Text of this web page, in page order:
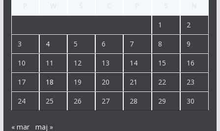
1 2
3 4 5 6 7 8 9
10 11 12 13 14 15 16
17 18 19 20 21 22 23
24 25 26 27 28 29 30
« mar maj »